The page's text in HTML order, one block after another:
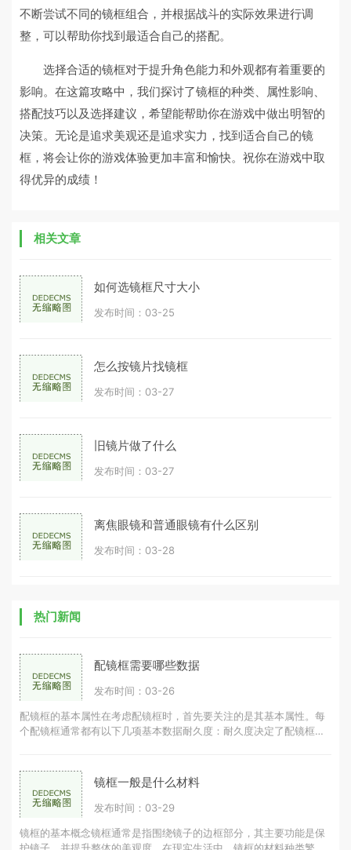
不断尝试不同的镜框组合，并根据战斗的实际效果进行调
整，可以帮助你找到最适合自己的搭配。
选择合适的镜框对于提升角色能力和外观都有着重要的
影响。在这篇攻略中，我们探讨了镜框的种类、属性影响、
搭配技巧以及选择建议，希望能帮助你在游戏中做出明智的
决策。无论是追求美观还是追求实力，找到适合自己的镜
框，将会让你的游戏体验更加丰富和愉快。祝你在游戏中取
得优异的成绩！
相关文章
如何选镜框尺寸大小
发布时间：03-25
怎么按镜片找镜框
发布时间：03-27
旧镜片做了什么
发布时间：03-27
离焦眼镜和普通眼镜有什么区别
发布时间：03-28
热门新闻
配镜框需要哪些数据
发布时间：03-26
配镜框的基本属性在考虑配镜框时，首先要关注的是其基本属性。每
个配镜框通常都有以下几项基本数据耐久度：耐久度决定了配镜框的
镜框一般是什么材料
发布时间：03-29
镜框的基本概念镜框通常是指围绕镜子的边框部分，其主要功能是保